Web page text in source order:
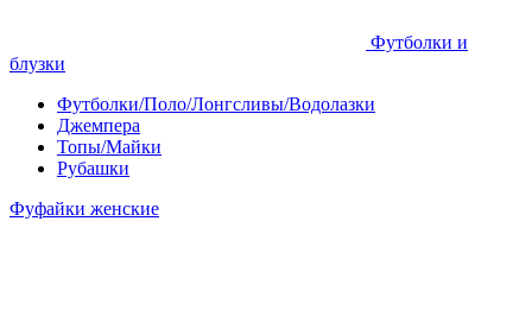
Футболки и
блузки
Футболки/Поло/Лонгсливы/Водолазки
Джемпера
Топы/Майки
Рубашки
Фуфайки женские